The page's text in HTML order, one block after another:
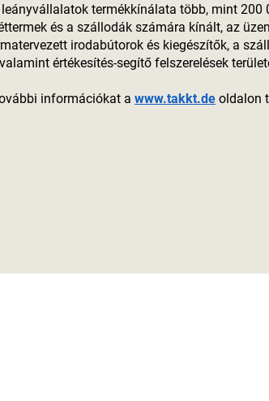
termékkínálata több, mint 200
és a szállodák számára kínált, az
irodabútorok és kiegészítők, a
értékesítés-segítő felszerelések
információkat a www.takkt.de oldalon